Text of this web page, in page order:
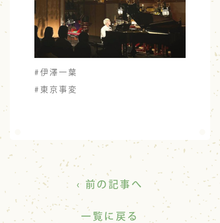
#伊澤一葉
#東京事変
‹ 前の記事へ
一覧に戻る